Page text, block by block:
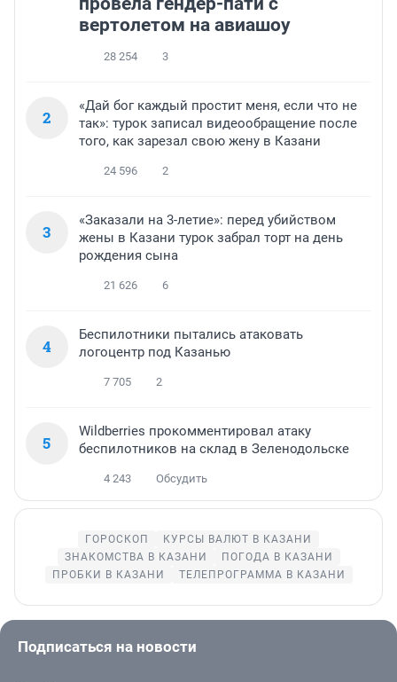
вертолетом на авиашоу
28 254 3
2
«Дай бог каждый простит меня, если что не
так»: турок записал видеообращение после
того, как зарезал свою жену в Казани
24 596 2
3
«Заказали на 3-летие»: перед убийством
жены в Казани турок забрал торт на день
рождения сына
21 626 6
4
Беспилотники пытались атаковать
логоцентр под Казанью
7 705 2
5
Wildberries прокомментировал атаку
беспилотников на склад в Зеленодольске
4 243 Обсудить
ГОРОСКОП
КУРСЫ ВАЛЮТ В КАЗАНИ
ЗНАКОМСТВА В КАЗАНИ
ПОГОДА В КАЗАНИ
ПРОБКИ В КАЗАНИ
ТЕЛЕПРОГРАММА В КАЗАНИ
Подписаться на новости